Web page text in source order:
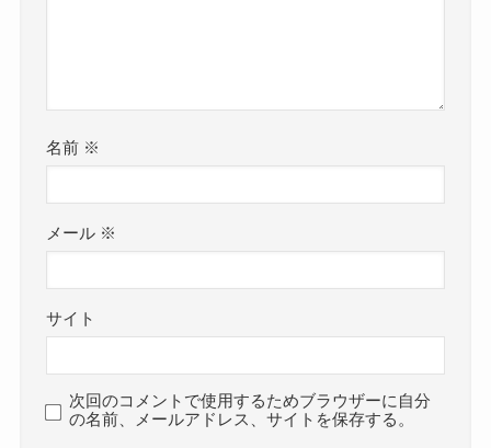
名前 ※
メール ※
サイト
次回のコメントで使用するためブラウザーに自分
の名前、メールアドレス、サイトを保存する。